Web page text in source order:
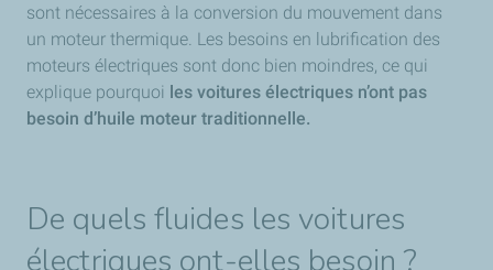
sont nécessaires à la conversion du mouvement dans
un moteur thermique. Les besoins en lubrification des
moteurs électriques sont donc bien moindres, ce qui
explique pourquoi les voitures électriques n’ont pas
besoin d’huile moteur traditionnelle.
De quels fluides les voitures
électriques ont-elles besoin ?